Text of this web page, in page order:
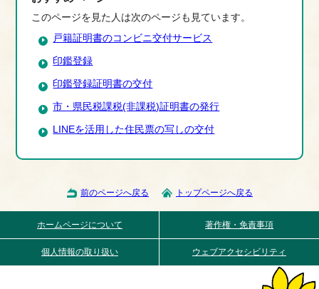
このページを見た人は次のページも見ています。
戸籍証明書のコンビニ交付サービス
印鑑登録
印鑑登録証明書の交付
市・県民税課税(非課税)証明書の発行
LINEを活用した住民票の写しの交付
前のページへ戻る トップページへ戻る
ホームページについて 著作権・免責事項
個人情報の取り扱い ウェブアクセシビリティ